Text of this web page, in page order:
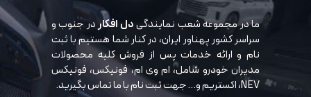
ما در مجموعه شعب نمایندگیدل افکاردر جنوب و
سراسر کشور پهناور ایران، در کنار شما هستیم با ثبت
نام و ارائه خدمات پس از فروش کلیه محصولات
مدیران خودرو شامل، ام وی ام، فونیکس، فونیکس
NEV، اکستریم و… جهت ثبت نام با ما تماس بگیرید.